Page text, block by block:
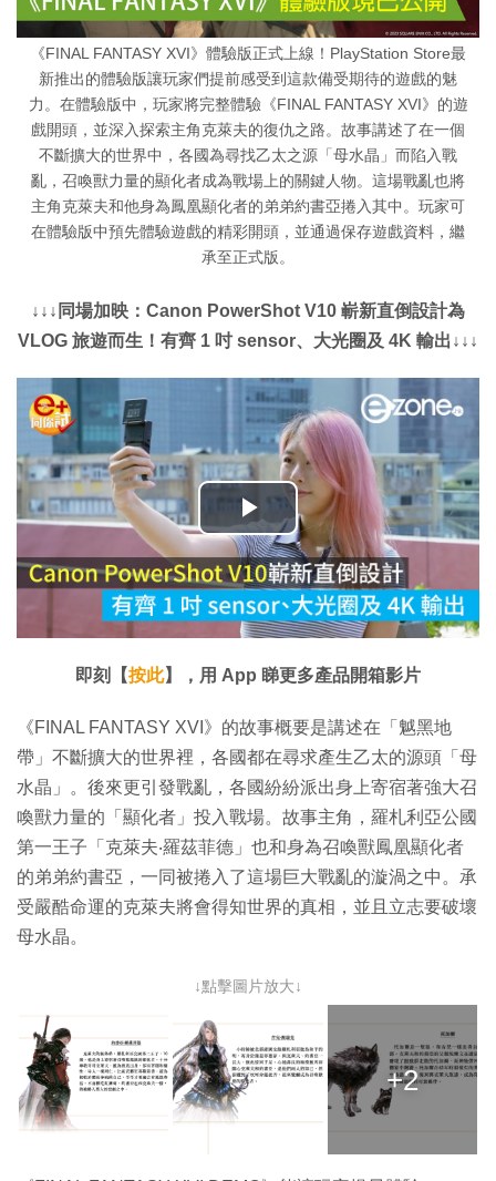
《FINAL FANTASY XVI》體驗版正式上線！PlayStation Store最
新推出的體驗版讓玩家們提前感受到這款備受期待的遊戲的魅
力。在體驗版中，玩家將完整體驗《FINAL FANTASY XVI》的遊
戲開頭，並深入探索主角克萊夫的復仇之路。故事講述了在一個
不斷擴大的世界中，各國為尋找乙太之源「母水晶」而陷入戰
亂，召喚獸力量的顯化者成為戰場上的關鍵人物。這場戰亂也將
主角克萊夫和他身為鳳凰顯化者的弟弟約書亞捲入其中。玩家可
在體驗版中預先體驗遊戲的精彩開頭，並通過保存遊戲資料，繼
承至正式版。
↓↓↓同場加映：Canon PowerShot V10 嶄新直倒設計為
VLOG 旅遊而生！有齊 1 吋 sensor、大光圈及 4K 輸出↓↓↓
播
放
影
片
即刻【按此】，用 App 睇更多產品開箱影片
《FINAL FANTASY XVI》的故事概要是講述在「魆黑地
帶」不斷擴大的世界裡，各國都在尋求產生乙太的源頭「母
水晶」。後來更引發戰亂，各國紛紛派出身上寄宿著強大召
喚獸力量的「顯化者」投入戰場。故事主角，羅札利亞公國
第一王子「克萊夫‧羅茲菲德」也和身為召喚獸鳳凰顯化者
的弟弟約書亞，一同被捲入了這場巨大戰亂的漩渦之中。承
受嚴酷命運的克萊夫將會得知世界的真相，並且立志要破壞
母水晶。
↓點擊圖片放大↓
+2